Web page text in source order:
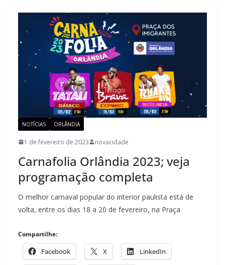
NOTÍCIAS ORLÂNDIA
1 de fevereiro de 2023 novacidade
Carnafolia Orlândia 2023; veja
programação completa
O melhor carnaval popular do interior paulista está de
volta, entre os dias 18 a 20 de fevereiro, na Praça
Compartilhe:
Facebook X LinkedIn